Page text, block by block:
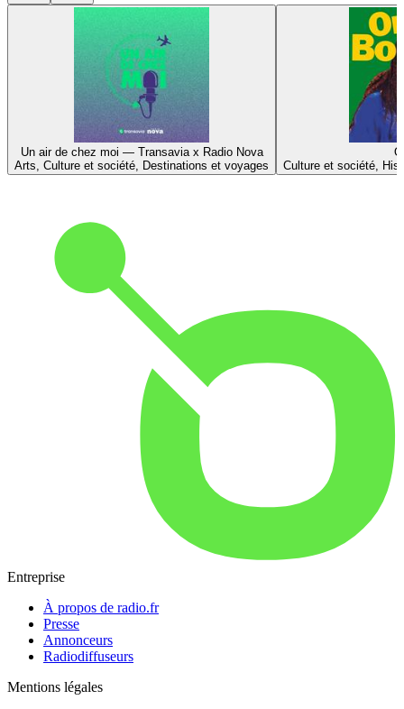
Un air de chez moi — Transavia x Radio Nova
Arts, Culture et société, Destinations et voyages
Culture et société,
Entreprise
À propos de radio.fr
Presse
Annonceurs
Radiodiffuseurs
Mentions légales